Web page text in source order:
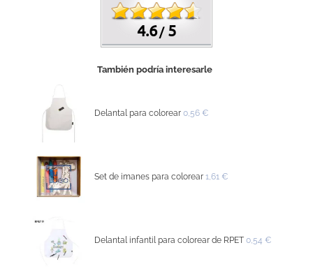
4.6 /5
También podría interesarle
Delantal para colorear 0,56 €
Set de imanes para colorear 1,61 €
Delantal infantil para colorear de RPET 0,54 €